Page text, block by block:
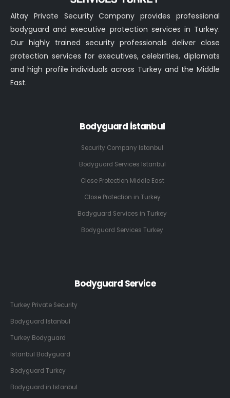
Altay Private Security Company provides professional
bodyguard and executive protection services in Turkey.
Our highly trained security professionals deliver close
protection services for executives, celebrities, diplomats
and high profile individuals across Turkey and the Middle
East.
Bodyguard İstanbul
Security Company Istanbul
Bodyguard Services Istanbul
Close Protection Middle East
Close Protection in Turkey
Bodyguard Services in Turkey
Bodyguard Services Turkey
Bodyguard Service
Turkey Private Security
Bodyguard Istanbul
Turkey Bodyguard
Istanbul Bodyguard
Bodyguard Turkey
Bodyguard in Istanbul